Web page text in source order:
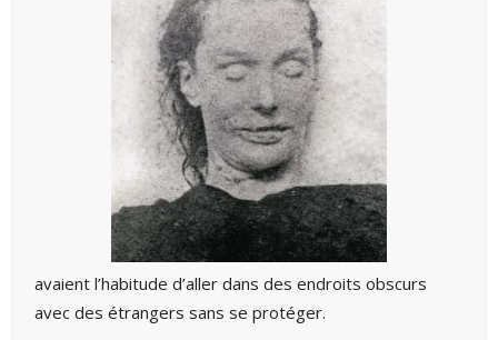
avaient l’habitude d’aller dans des endroits obscurs
avec des étrangers sans se protéger.